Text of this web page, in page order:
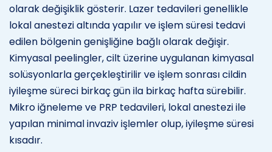
olarak değişiklik gösterir. Lazer tedavileri genellikle
lokal anestezi altında yapılır ve işlem süresi tedavi
edilen bölgenin genişliğine bağlı olarak değişir.
Kimyasal peelingler, cilt üzerine uygulanan kimyasal
solüsyonlarla gerçekleştirilir ve işlem sonrası cildin
iyileşme süreci birkaç gün ila birkaç hafta sürebilir.
Mikro iğneleme ve PRP tedavileri, lokal anestezi ile
yapılan minimal invaziv işlemler olup, iyileşme süresi
kısadır.